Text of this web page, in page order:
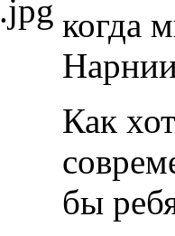
когда
Как
бы